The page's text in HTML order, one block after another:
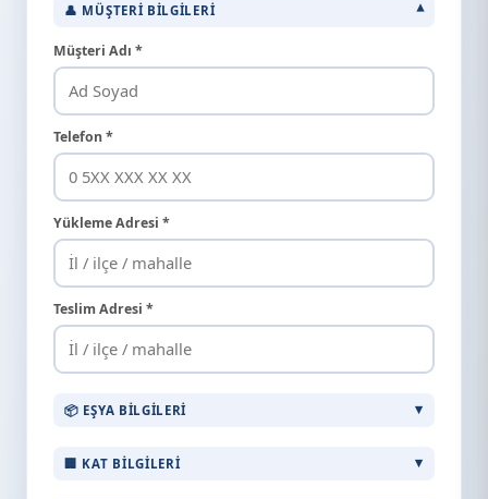
👤 MÜŞTERI BILGILERI
Müşteri Adı *
Telefon *
Yükleme Adresi *
Teslim Adresi *
📦 EŞYA BILGILERI
🏢 KAT BILGILERI